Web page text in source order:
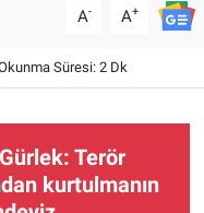
A- A+
Süresi: 2 Dk
Terör
kurtulmanın